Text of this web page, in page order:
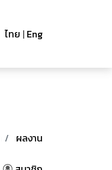
ไทย | Eng
ผลงาน